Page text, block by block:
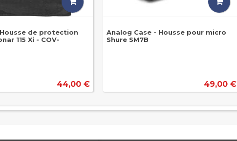
de protection
115 Xi - COV-
44,00 €
Analog Case - Housse pour micro
Shure SM7B
49,00 €